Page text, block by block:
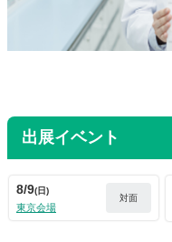
出展イベント
8/9(日)
東京会場
対面